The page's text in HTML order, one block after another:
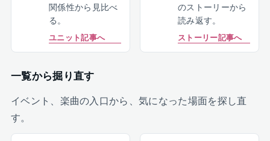
関係性から見比べ
る。
ユニット記事へ
のストーリーから
読み返す。
ストーリー記事へ
一覧から掘り直す
イベント、楽曲の入口から、気になった場面を探し直
す。